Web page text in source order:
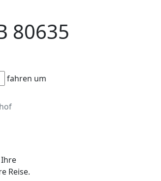
80635
fahren um
Ihre
Reise.